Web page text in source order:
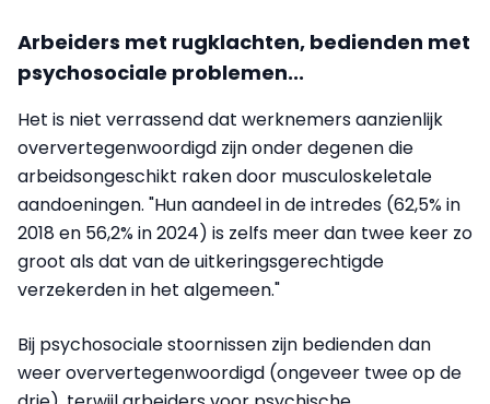
Arbeiders met rugklachten, bedienden met
psychosociale problemen...
Het is niet verrassend dat werknemers aanzienlijk
oververtegenwoordigd zijn onder degenen die
arbeidsongeschikt raken door musculoskeletale
aandoeningen. "Hun aandeel in de intredes (62,5% in
2018 en 56,2% in 2024) is zelfs meer dan twee keer zo
groot als dat van de uitkeringsgerechtigde
verzekerden in het algemeen."
Bij psychosociale stoornissen zijn bedienden dan
weer oververtegenwoordigd (ongeveer twee op de